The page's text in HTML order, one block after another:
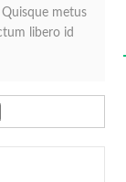
metus
libero id